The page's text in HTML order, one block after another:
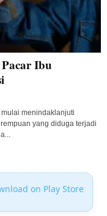
Ibu
menindaklanjuti
yang diduga terjadi